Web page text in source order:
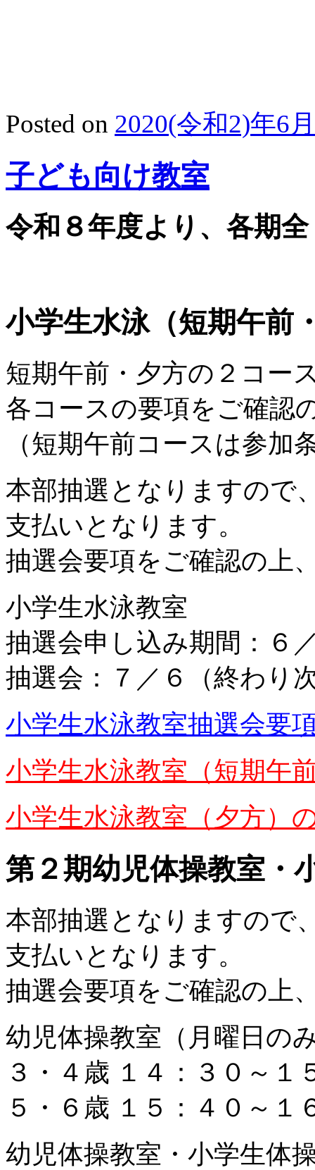
Posted on 2020(令和2)年6
子ども向け教室
令和８年度より、各期
小学生水泳（短期午前
短期午前・夕方の２コー
各コースの要項をご確認
（短期午前コースは参加
本部抽選となりますので
支払いとなります。
抽選会要項をご確認の上
小学生水泳教室
抽選会申し込み期間：６
抽選会：７／６（終わり
小学生水泳教室抽選会要
小学生水泳教室（短期午
小学生水泳教室（夕方）
第２期幼児体操教室・
本部抽選となりますので
支払いとなります。
抽選会要項をご確認の上
幼児体操教室（月曜日の
３・４歳 １４：３０～１
５・６歳 １５：４０～１
幼児体操教室・小学生体